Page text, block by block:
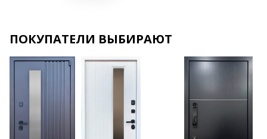
Хочу такую
ПОКУПАТЕЛИ ВЫБИРАЮТ